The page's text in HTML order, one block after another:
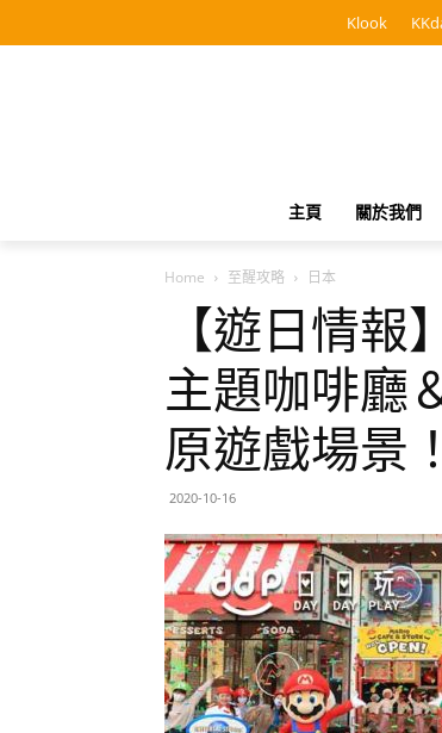
Klook
主頁 關於我們
Home 至醒攻略 日本
【遊日情報
主題咖啡廳
原遊戲場景
2020-10-16